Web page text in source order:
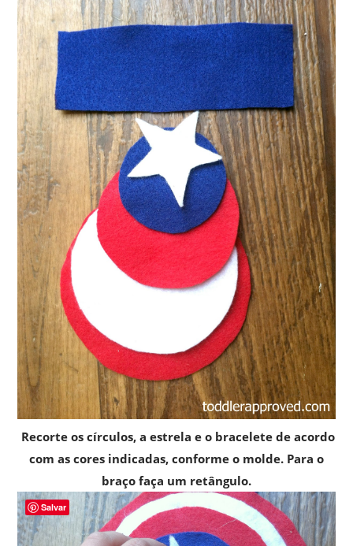
Recorte os círculos, a estrela e o bracelete de acordo
com as cores indicadas, conforme o molde. Para o
braço faça um retângulo.
Salvar